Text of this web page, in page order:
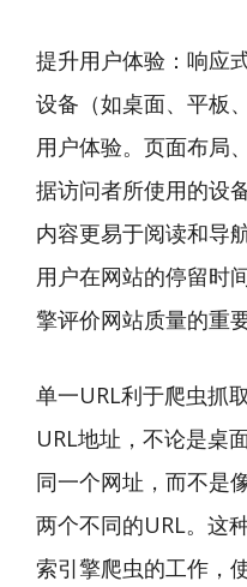
提升用户体验：响应
设备（如桌面、平板
用户体验。页面布局
据访问者所使用的设
内容更易于阅读和导
用户在网站的停留时
擎评价网站质量的重要
单一URL利于爬虫抓
URL地址，不论是桌
同一个网址，而不是
两个不同的URL。这
索引擎爬虫的工作，